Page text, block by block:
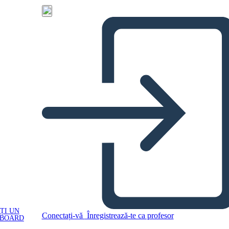
UN
Conectați-vă Înregistrează-te ca profesor